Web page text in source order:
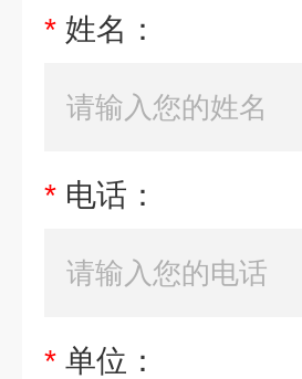
* 姓名：
* 电话：
* 单位：